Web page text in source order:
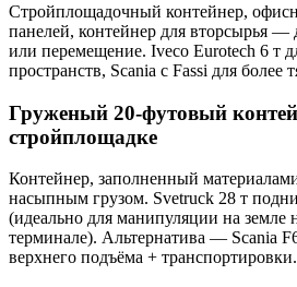
Стройплощадочный контейнер,
панелей, контейнер для вторсырья —
или перемещение. Iveco Eurotech 6 т
пространств, Scania с Fassi для более
Груженый 20-футовый
стройплощадке
Контейнер, заполненный
насыпным грузом. Svetruck 28 т
(идеально для манипуляции на земле
терминале). Альтернатива — Scania
верхнего подъёма + транспортировки.